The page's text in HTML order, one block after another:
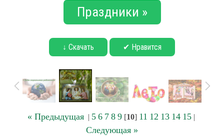
Праздники »
↓ Скачать ✔ Нравится
« Предыдущая| 5 6 7 8 9[10] 11 12 13 14 15|
Следующая »